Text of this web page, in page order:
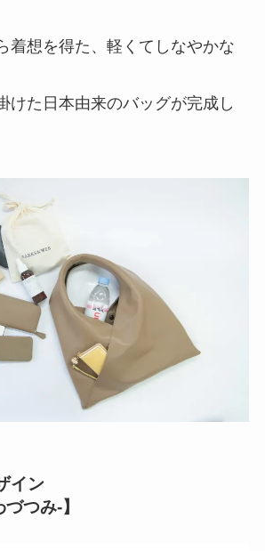
着想を得た、軽くてしなやかな
けた日本由来のバッグが完成し
イン
つみ-】